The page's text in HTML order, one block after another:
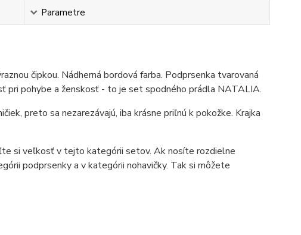
Parametre
čipkou. Nádherná bordová farba. Podprsenka tvarovaná
pri pohybe a ženskosť - to je set spodného prádla NATALIA.
preto sa nezarezávajú, iba krásne priľnú k pokožke. Krajka
si veľkosť v tejto kategórii setov. Ak nosíte rozdielne
podprsenky a v kategórii nohavičky. Tak si môžete